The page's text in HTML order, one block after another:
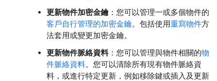
更新物件加密金鑰：您可以管理一或多個物件的
客戶自行管理的加密金鑰。包括使用重寫物件方
法套用或變更加密金鑰。
更新物件脈絡資料：您可以管理與物件相關的物
件脈絡資料。您可以清除所有現有物件脈絡資
料，或進行特定更新，例如移除鍵或插入及更新